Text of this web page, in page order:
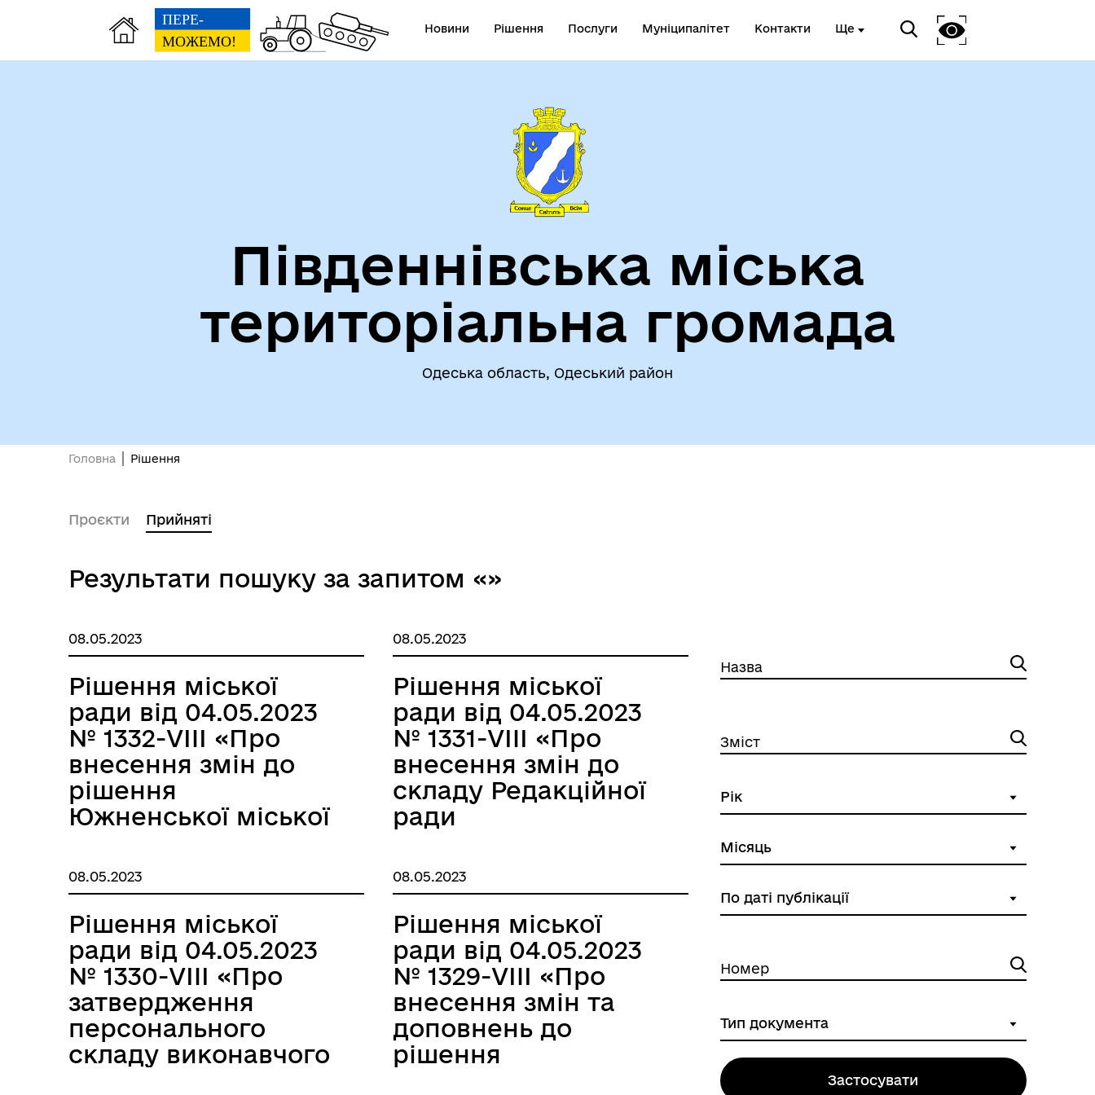
Новини Рішення Послуги Муніципалітет Контакти Ще
Депутати єВідновлення
Туризм
Південнівська міська
територіальна громада
Одеська область, Одеський район
Головна Рішення
Проєкти Прийняті
Результати пошуку за запитом «»
08.05.2023
Рішення міської
ради від 04.05.2023
№ 1332-VIIІ «Про
внесення змін до
рішення
Южненської міської
28.03.2019 «Про
забезпечення
діяльності
ЮЖНЕНСЬКОГО
КОМУНАЛЬНОГО
ПІДПРИЄМСТВА
«МУНІЦИПАЛЬНА
ВАРТА»»
08.05.2023
Рішення міської
ради від 04.05.2023
№ 1331-VIIІ «Про
внесення змін до
складу Редакційної
ради
ПІДПРИЄМСТВА
ЮЖНЕНСЬКА
МІСЬКА СТУДІЯ
ТЕЛЕБАЧЕННЯ
«МИГ»,
затвердженого
рішенням
Южненської міської
ради від 23.12.2021 р.
08.05.2023
Рішення міської
ради від 04.05.2023
№ 1330-VIIІ «Про
затвердження
персонального
складу виконавчого
08.05.2023
Рішення міської
ради від 04.05.2023
№ 1329-VIIІ «Про
внесення змін та
доповнень до
рішення
Назва
Зміст
Номер
Застосувати